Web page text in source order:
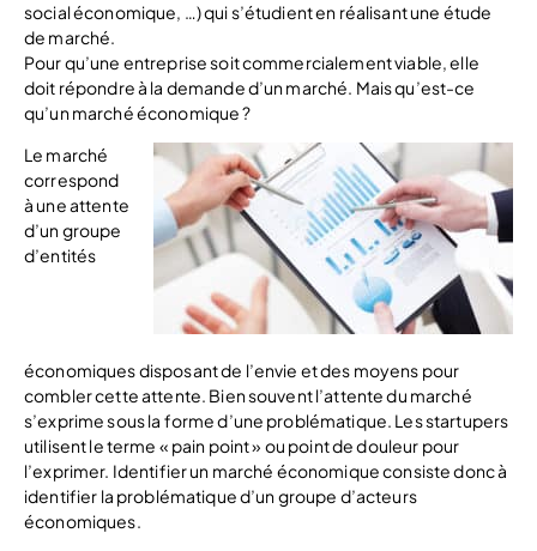
social économique, …) qui s’étudient en réalisant une étude
de marché.
Pour qu’une entreprise soit commercialement viable, elle
doit répondre à la demande d’un marché. Mais qu’est-ce
qu’un marché économique ?
Le marché
correspond
à une attente
d’un groupe
d’entités
économiques disposant de l’envie et des moyens pour
combler cette attente. Bien souvent l’attente du marché
s’exprime sous la forme d’une problématique. Les startupers
utilisent le terme « pain point » ou point de douleur pour
l’exprimer. Identifier un marché économique consiste donc à
identifier la problématique d’un groupe d’acteurs
économiques.